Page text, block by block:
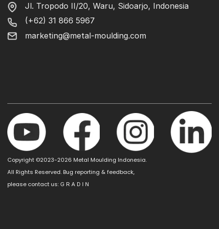
Jl. Tropodo II/20, Waru, Sidoarjo, Indonesia
(+62) 31 866 5967
marketing@metal-moulding.com
Copyright ©2023-2026 Metal Moulding Indonesia.
All Rights Reserved. Bug reporting & feedback,
please contact us: G R A D I N